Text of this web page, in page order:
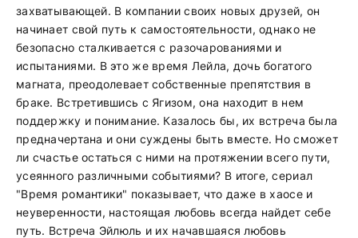
захватывающей. В компании своих новых друзей, он
начинает свой путь к самостоятельности, однако не
безопасно сталкивается с разочарованиями и
испытаниями. В это же время Лейла, дочь богатого
магната, преодолевает собственные препятствия в
браке. Встретившись с Ягизом, она находит в нем
поддержку и понимание. Казалось бы, их встреча была
предначертана и они суждены быть вместе. Но сможет
ли счастье остаться с ними на протяжении всего пути,
усеянного различными событиями? В итоге, сериал
"Время романтики" показывает, что даже в хаосе и
неуверенности, настоящая любовь всегда найдет себе
путь. Встреча Эйлюль и их начавшаяся любовь